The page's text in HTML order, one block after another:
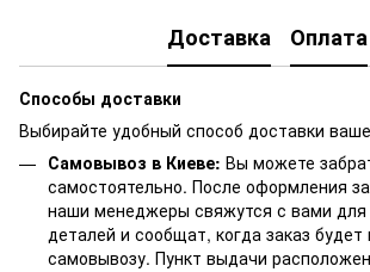
Доставка Оплата
Способы доставки
Выбирайте удобный способ доставки
Самовывоз в Киеве: Вы можете
самостоятельно. После оформления
наши менеджеры свяжутся с вами для
деталей и сообщат, когда заказ будет
самовывозу. Пункт выдачи